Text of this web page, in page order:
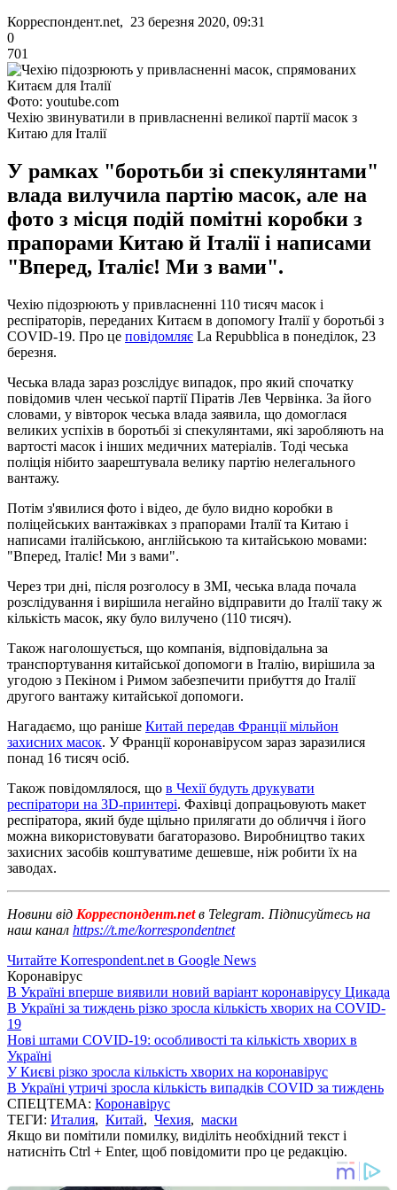
Корреспондент.net, 23 березня 2020, 09:31
0
701
Фото: youtube.com
Чехію звинуватили в привласненні великої партії масок з
Китаю для Італії
У рамках "боротьби зі спекулянтами"
влада вилучила партію масок, але на
фото з місця подій помітні коробки з
прапорами Китаю й Італії і написами
"Вперед, Італіє! Ми з вами".
Чехію підозрюють у привласненні 110 тисяч масок і
респіраторів, переданих Китаєм в допомогу Італії у боротьбі з
COVID-19. Про це повідомляє La Repubblica в понеділок, 23
березня.
Чеська влада зараз розслідує випадок, про який спочатку
повідомив член чеської партії Піратів Лев Червінка. За його
словами, у вівторок чеська влада заявила, що домоглася
великих успіхів в боротьбі зі спекулянтами, які заробляють на
вартості масок і інших медичних матеріалів. Тоді чеська
поліція нібито заарештувала велику партію нелегального
вантажу.
Потім з'явилися фото і відео, де було видно коробки в
поліцейських вантажівках з прапорами Італії та Китаю і
написами італійською, англійською та китайською мовами:
"Вперед, Італіє! Ми з вами".
Через три дні, після розголосу в ЗМІ, чеська влада почала
розслідування і вирішила негайно відправити до Італії таку ж
кількість масок, яку було вилучено (110 тисяч).
Також наголошується, що компанія, відповідальна за
транспортування китайської допомоги в Італію, вирішила за
угодою з Пекіном і Римом забезпечити прибуття до Італії
другого вантажу китайської допомоги.
Нагадаємо, що раніше Китай передав Франції мільйон
захисних масок. У Франції коронавірусом зараз заразилися
понад 16 тисяч осіб.
Також повідомлялося, що в Чехії будуть друкувати
респіратори на 3D-принтері. Фахівці допрацьовують макет
респіратора, який буде щільно прилягати до обличчя і його
можна використовувати багаторазово. Виробництво таких
захисних засобів коштуватиме дешевше, ніж робити їх на
заводах.
Новини від Корреспондент.netв Telegram. Підписуйтесь на
наш канал https://t.me/korrespondentnet
Читайте Korrespondent.net в Google News
Коронавірус
В Україні вперше виявили новий варіант коронавірусу Цикада
В Україні за тиждень різко зросла кількість хворих на COVID-
19
Нові штами COVID-19: особливості та кількість хворих в
Україні
У Києві різко зросла кількість хворих на коронавірус
В Україні утричі зросла кількість випадків COVID за тиждень
СПЕЦТЕМА: Коронавірус
ТЕГИ: Италия, Китай, Чехия, маски
Якщо ви помітили помилку, виділіть необхідний текст і
натисніть Ctrl + Enter, щоб повідомити про це редакцію.